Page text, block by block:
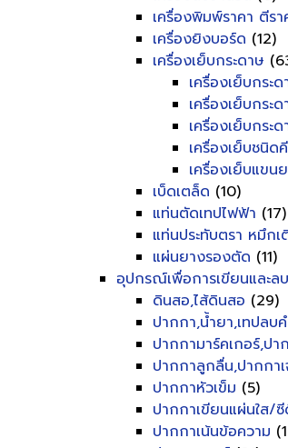
เครื่องพิมพ์ราคา ตีรา
เครื่องยิงบอร์ด (12)
เครื่องเย็บกระดาษ
เครื่องเย็บกร
เครื่องเย็บกร
เครื่องเย็บกร
เครื่องเย็บชนิด
เครื่องเย็บแขน
เบ็ดเตล็ด (10)
แท่นตัดเทปไฟฟ้า (17)
แท่นประทับตรา หมึกเ
แผ่นยางรองตัด (11)
อุปกรณ์เพื่อการเขียนและล
ดินสอ,ไส้ดินสอ (29)
ปากกา,น้ำยา,เทปลบ
ปากกามาร์คเกอร์,ปา
ปากกาลูกลื่น,ปากกา
ปากกาหัวเข็ม (5)
ปากกาเขียนแผ่นใส/
ปากกาเน้นข้อความ